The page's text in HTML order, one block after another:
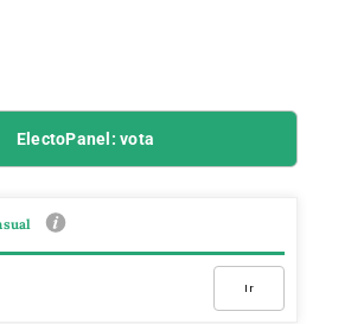
ElectoPanel: vota
Ir